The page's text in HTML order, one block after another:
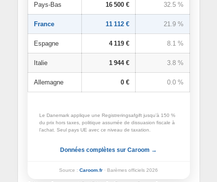
Pays-Bas 16 500 € 32.5 %
France 11 112 € 21.9 %
Espagne 4 119 € 8.1 %
Italie 1 944 € 3.8 %
Allemagne 0 € 0.0 %
Le Danemark applique une Registreringsafgift jusqu’à 150 %
du prix hors taxes, politique assumée de dissuasion fiscale à
l’achat. Seul pays UE avec ce niveau de taxation.
Données complètes sur Caroom →
Source : Caroom.fr · Barèmes officiels 2026